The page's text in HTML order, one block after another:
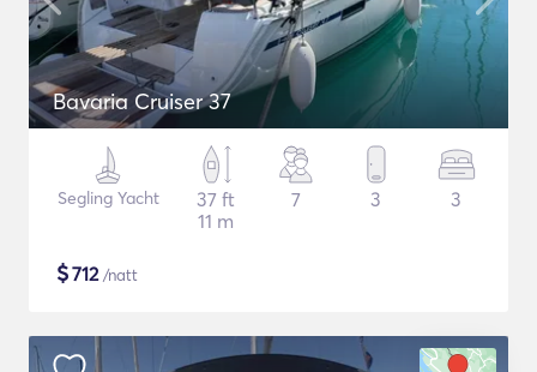
Bavaria Cruiser 37
Segling Yacht
37 ft
11 m
7 3 3
$712/natt